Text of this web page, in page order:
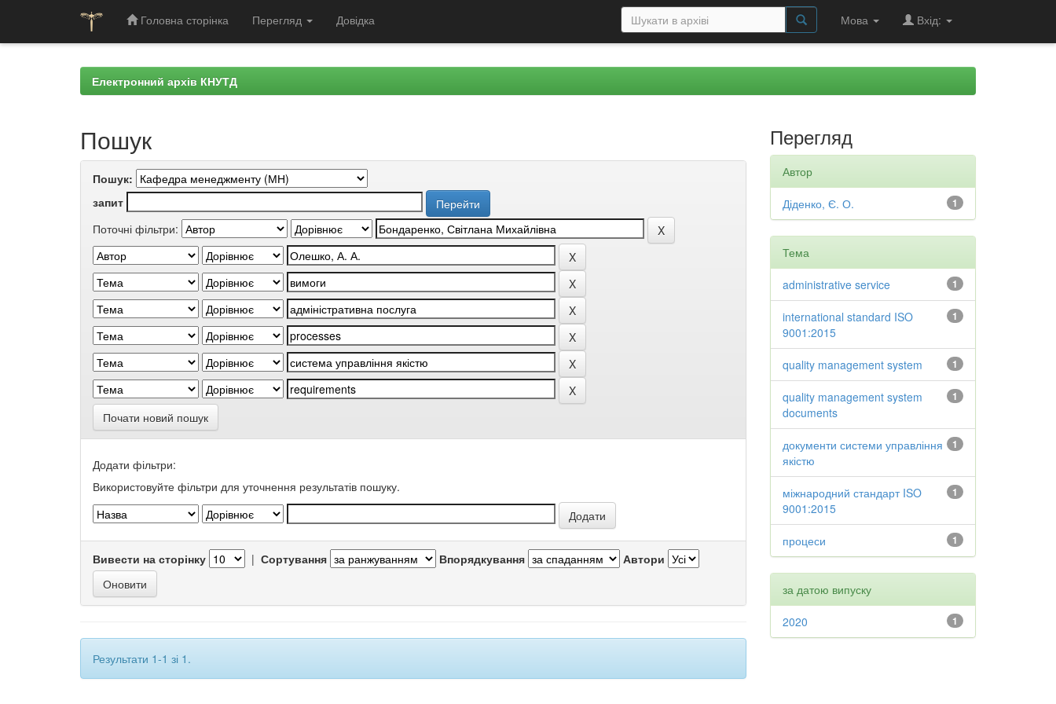
Головна сторінка Перегляд Довідка Мова Вхід:
Електронний архів КНУТД
Пошук
Пошук:
запит
Поточні фільтри:
Почати новий пошук
Додати фільтри:
Використовуйте фільтри для уточнення результатів пошуку.
Вивести на сторінку | Сортування Впорядкування Автори
Результати 1-1 зі 1.
Перегляд
Автор
1
Діденко, Є. О.
Тема
1
administrative service
1
international standard ISO
9001:2015
1
quality management system
1
quality management system
documents
1
документи системи управління
якістю
1
міжнародний стандарт ISO
9001:2015
1
процеси
за датою випуску
1
2020